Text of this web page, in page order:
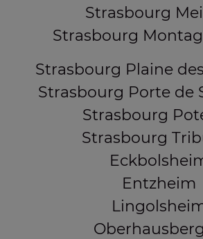
Strasbourg
Strasbourg
Strasbourg Plaine
Strasbourg Porte de
Strasbourg
Strasbourg
Entzheim